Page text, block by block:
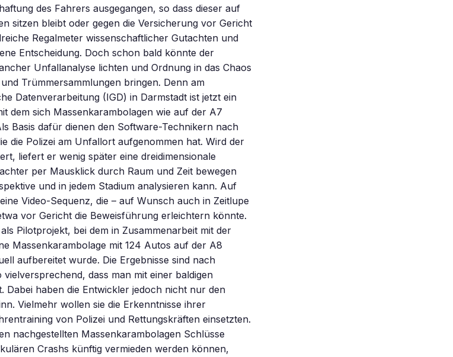
des Fahrers ausgegangen, so dass dieser auf
sitzen bleibt oder gegen die Versicherung vor Gericht
Regalmeter wissenschaftlicher Gutachten und
Entscheidung. Doch schon bald könnte der
Unfallanalyse lichten und Ordnung in das Chaos
Trümmersammlungen bringen. Denn am
Datenverarbeitung (IGD) in Darmstadt ist jetzt ein
dem sich Massenkarambolagen wie auf der A7
Basis dafür dienen den Software-Technikern nach
die Polizei am Unfallort aufgenommen hat. Wird der
liefert er wenig später eine dreidimensionale
per Mausklick durch Raum und Zeit bewegen
und in jedem Stadium analysieren kann. Auf
Video-Sequenz, die – auf Wunsch auch in Zeitlupe
vor Gericht die Beweisführung erleichtern könnte.
Pilotprojekt, bei dem in Zusammenarbeit mit der
Massenkarambolage mit 124 Autos auf der A8
aufbereitet wurde. Die Ergebnisse sind nach
dass man mit einer baldigen
haben die Entwickler jedoch nicht nur den
Vielmehr wollen sie die Erkenntnisse ihrer
von Polizei und Rettungskräften einsetzten.
nachgestellten Massenkarambolagen Schlüsse
Crashs künftig vermieden werden können,